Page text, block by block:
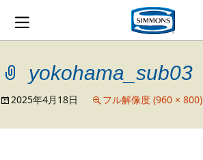
ン
へ
動
yokohama_sub03
2025年4月18日 フル解像度 (960 × 800)